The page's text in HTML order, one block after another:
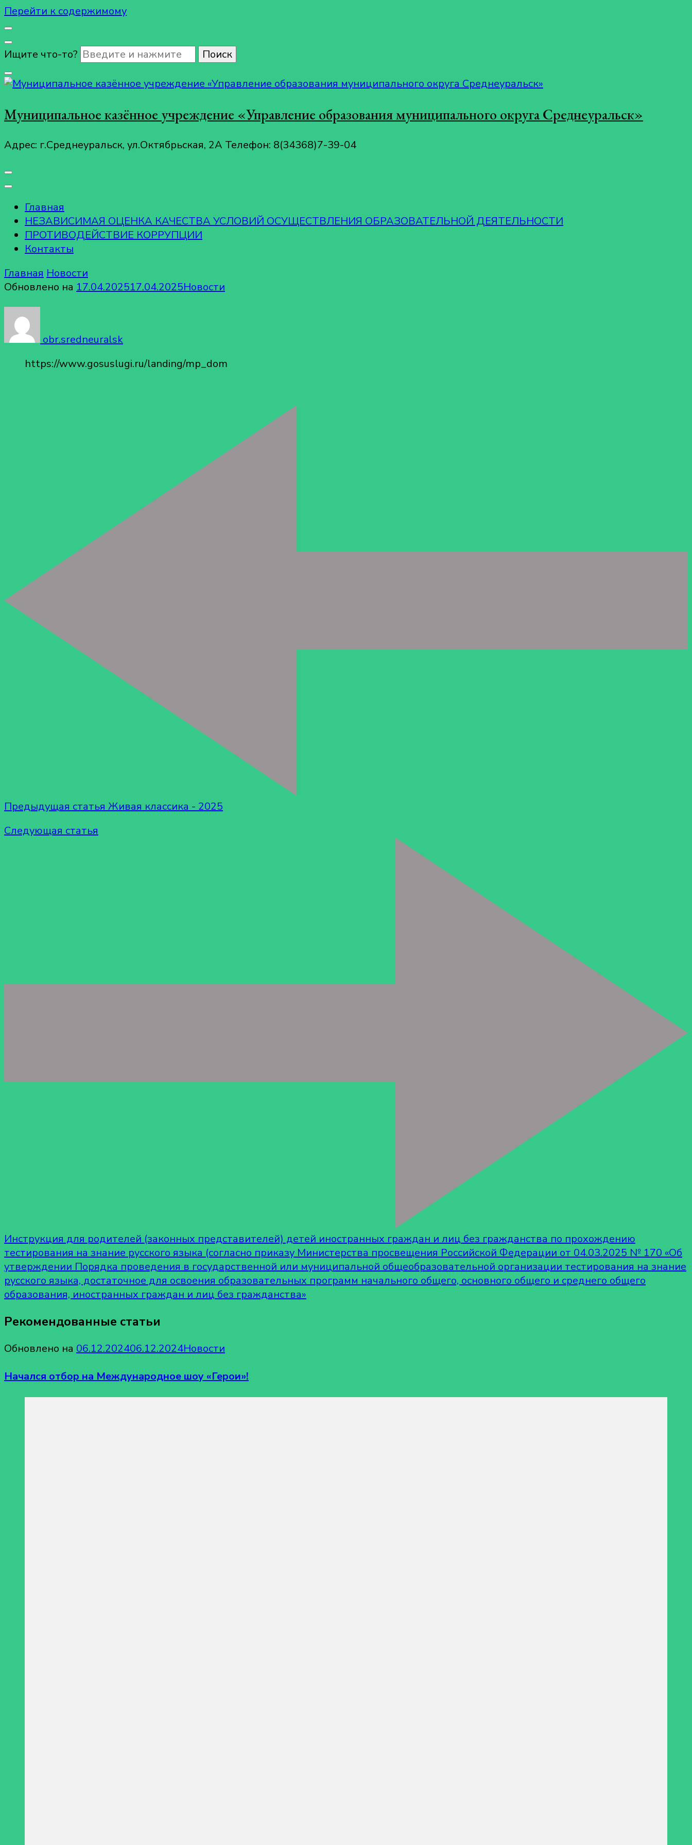
Перейти к содержимому
Ищите что-то?
Муниципальное казённое учреждение «Управление образования муниципального округа Среднеуральск»
Адрес: г.Среднеуральск, ул.Октябрьская, 2А Телефон: 8(34368)7-39-04
Главная
НЕЗАВИСИМАЯ ОЦЕНКА КАЧЕСТВА УСЛОВИЙ ОСУЩЕСТВЛЕНИЯ ОБРАЗОВАТЕЛЬНОЙ ДЕЯТЕЛЬНОСТИ
ПРОТИВОДЕЙСТВИЕ КОРРУПЦИИ
Контакты
Главная Новости
Обновлено на 17.04.202517.04.2025Новости
obr.sredneuralsk
https://www.gosuslugi.ru/landing/mp_dom
Предыдущая статья Живая классика - 2025
Следующая статья
Инструкция для родителей (законных представителей) детей иностранных граждан и лиц без гражданства по прохождению
тестирования на знание русского языка (согласно приказу Министерства просвещения Российской Федерации от 04.03.2025 № 170 «Об
утверждении Порядка проведения в государственной или муниципальной общеобразовательной организации тестирования на знание
русского языка, достаточное для освоения образовательных программ начального общего, основного общего и среднего общего
образования, иностранных граждан и лиц без гражданства»
Рекомендованные статьи
Обновлено на 06.12.202406.12.2024Новости
Начался отбор на Международное шоу «Герои»!